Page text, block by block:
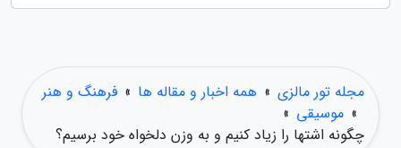
مجله تور مالزی » همه اخبار و مقاله ها » فرهنگ و هنر
» موسیقی »
چگونه اشتها را زیاد کنیم و به وزن دلخواه خود برسیم؟